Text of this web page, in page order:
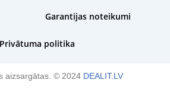
Garantijas noteikumi
Privātuma politika
aizsargātas. © 2024 DEALIT.LV